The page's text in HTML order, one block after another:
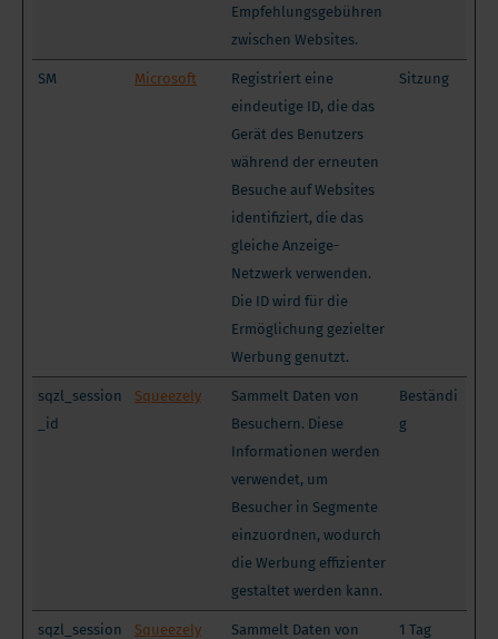
Empfehlungsgebühren
zwischen Websites.
SM Microsoft
Registriert eine
eindeutige ID, die das
Gerät des Benutzers
während der erneuten
Besuche auf Websites
identifiziert, die das
gleiche Anzeige-
Netzwerk verwenden.
Die ID wird für die
Ermöglichung gezielter
Werbung genutzt.
Sitzung
sqzl_session
_id
Squeezely
Sammelt Daten von
Besuchern. Diese
Informationen werden
verwendet, um
Besucher in Segmente
einzuordnen, wodurch
die Werbung effizienter
gestaltet werden kann.
Beständi
g
sqzl_session
Squeezely
Sammelt Daten von
1 Tag